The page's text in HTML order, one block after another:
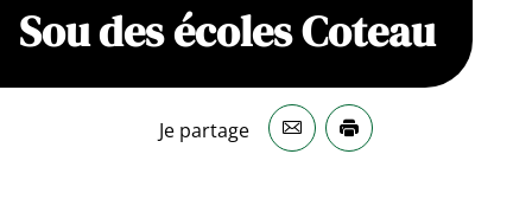
Je partage
Sou des écoles Coteau